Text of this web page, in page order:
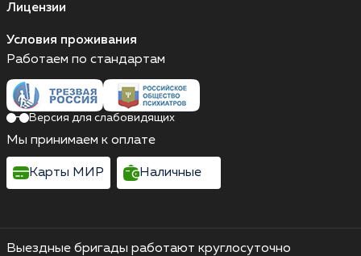
Лицензии
Условия проживания
Выездные бригады работают круглосуточно
Работаем по стандартам
Версия для слабовидящих
Мы принимаем к оплате
Карты МИР Наличные